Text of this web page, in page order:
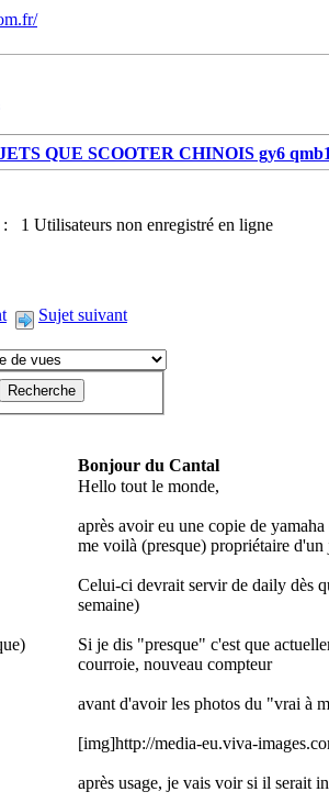
QUE SCOOTER CHINOIS gy6
: 1 Utilisateurs non enregistré en ligne
Sujet suivant
Bonjour du Cantal
Hello tout le monde,
après avoir eu une copie de
me voilà (presque) propriétaire
Celui-ci devrait servir de daily dès
semaine)
Si je dis "presque" c'est que
courroie, nouveau compteur
avant d'avoir les photos du "vrai à
[img]http://media-eu.viva-
après usage, je vais voir si il serait